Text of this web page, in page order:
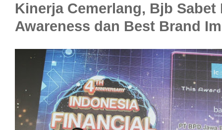
Kinerja Cemerlang, Bjb Sabet
Awareness dan Best Brand